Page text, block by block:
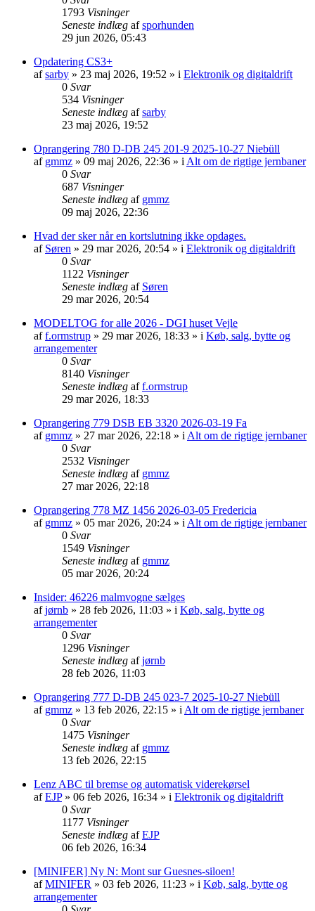
1793 Visninger
Seneste indlæg afsporhunden
29 jun 2026, 05:43
Opdatering CS3+
afsarby » 23 maj 2026, 19:52 » i Elektronik og digitaldrift
0 Svar
534 Visninger
Seneste indlæg afsarby
23 maj 2026, 19:52
Oprangering 780 D-DB 245 201-9 2025-10-27 Niebüll
af gmmz » 09 maj 2026, 22:36 » i Alt om de rigtige jernbaner
0 Svar
687 Visninger
Seneste indlæg af gmmz
09 maj 2026, 22:36
Hvad der sker når en kortslutning ikke opdages.
af Søren » 29 mar 2026, 20:54 » i Elektronik og digitaldrift
0 Svar
1122 Visninger
Seneste indlæg af Søren
29 mar 2026, 20:54
MODELTOG for alle 2026 - DGI huset Vejle
aff.ormstrup » 29 mar 2026, 18:33 » i Køb, salg, bytte og
arrangementer
0 Svar
8140 Visninger
Seneste indlæg aff.ormstrup
29 mar 2026, 18:33
Oprangering 779 DSB EB 3320 2026-03-19 Fa
af gmmz » 27 mar 2026, 22:18 » i Alt om de rigtige jernbaner
0 Svar
2532 Visninger
Seneste indlæg af gmmz
27 mar 2026, 22:18
Oprangering 778 MZ 1456 2026-03-05 Fredericia
af gmmz » 05 mar 2026, 20:24 » i Alt om de rigtige jernbaner
0 Svar
1549 Visninger
Seneste indlæg af gmmz
05 mar 2026, 20:24
Insider: 46226 malmvogne sælges
afjørnb » 28 feb 2026, 11:03 » i Køb, salg, bytte og
arrangementer
0 Svar
1296 Visninger
Seneste indlæg afjørnb
28 feb 2026, 11:03
Oprangering 777 D-DB 245 023-7 2025-10-27 Niebüll
af gmmz » 13 feb 2026, 22:15 » i Alt om de rigtige jernbaner
0 Svar
1475 Visninger
Seneste indlæg af gmmz
13 feb 2026, 22:15
Lenz ABC til bremse og automatisk viderekørsel
afEJP» 06 feb 2026, 16:34 » i Elektronik og digitaldrift
0 Svar
1177 Visninger
Seneste indlæg afEJP
06 feb 2026, 16:34
[MINIFER] Ny N: Mont sur Guesnes-siloen!
afMINIFER » 03 feb 2026, 11:23 » i Køb, salg, bytte og
arrangementer